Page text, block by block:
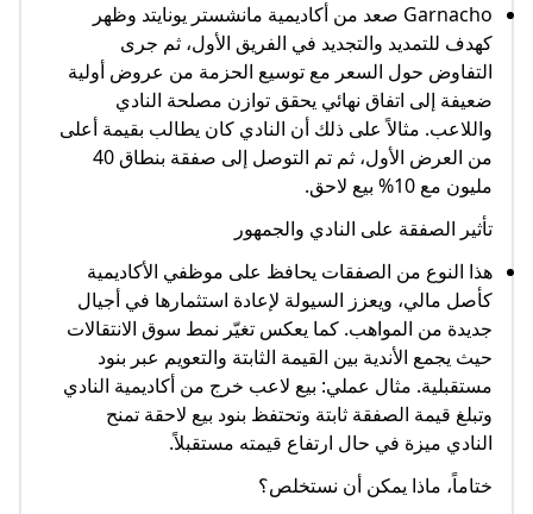
Garnacho صعد من أكاديمية مانشستر يونايتد وظهر
كهدف للتمديد والتجديد في الفريق الأول، ثم جرى
التفاوض حول السعر مع توسيع الحزمة من عروض أولية
ضعيفة إلى اتفاق نهائي يحقق توازن مصلحة النادي
واللاعب. مثالاً على ذلك أن النادي كان يطالب بقيمة أعلى
من العرض الأول، ثم تم التوصل إلى صفقة بنطاق 40
مليون مع 10% بيع لاحق.
تأثير الصفقة على النادي والجمهور
هذا النوع من الصفقات يحافظ على موظفي الأكاديمية
كأصل مالي، ويعزز السيولة لإعادة استثمارها في أجيال
جديدة من المواهب. كما يعكس تغيّر نمط سوق الانتقالات
حيث يجمع الأندية بين القيمة الثابتة والتعويم عبر بنود
مستقبلية. مثال عملي: بيع لاعب خرج من أكاديمية النادي
وتبلغ قيمة الصفقة ثابتة وتحتفظ بنود بيع لاحقة تمنح
النادي ميزة في حال ارتفاع قيمته مستقبلاً.
ختاماً، ماذا يمكن أن نستخلص؟